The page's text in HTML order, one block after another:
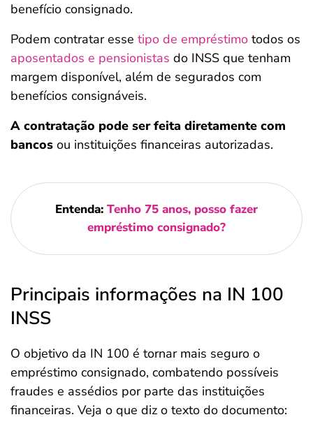
benefício consignado.
Podem contratar esse tipo de empréstimo todos os
aposentados e pensionistas do INSS que tenham
margem disponível, além de segurados com
benefícios consignáveis.
A contratação pode ser feita diretamente com
bancos ou instituições financeiras autorizadas.
Entenda: Tenho 75 anos, posso fazer
empréstimo consignado?
Principais informações na IN 100
INSS
O objetivo da IN 100 é tornar mais seguro o
empréstimo consignado, combatendo possíveis
fraudes e assédios por parte das instituições
financeiras. Veja o que diz o texto do documento: